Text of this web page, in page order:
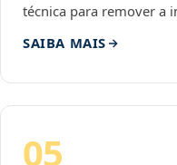
técnica para remover a
SAIBA MAIS
05